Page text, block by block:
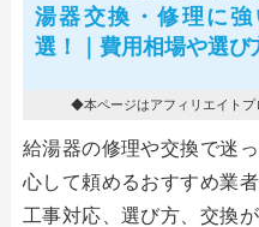
湯器交換・修理に強
選！｜費用相場や選び
◆本ページはアフィリエイトプ
給湯器の修理や交換で迷
心して頼めるおすすめ業
工事対応、選び方、交換